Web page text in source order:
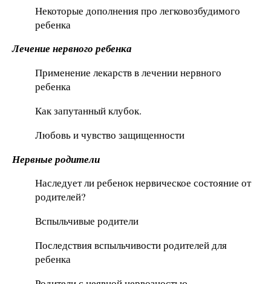
Некоторые дополнения про легковозбудимого
ребенка
Лечение нервного ребенка
Применение лекарств в лечении нервного
ребенка
Как запутанный клубок.
Любовь и чувство защищенности
Нервные родители
Наследует ли ребенок нервическое состояние от
родителей?
Вспыльчивые родители
Последствия вспыльчивости родителей для
ребенка